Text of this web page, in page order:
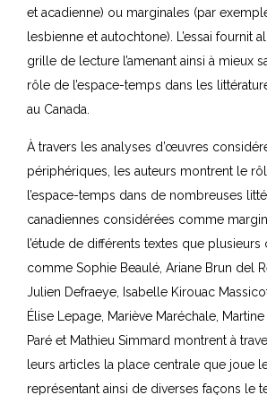
et acadienne) ou marginales (par
lesbienne et autochtone). L’essai fournit
grille de lecture l’amenant ainsi à mieux
rôle de l’espace-temps dans les
au Canada.
À travers les analyses d’œuvres
périphériques, les auteurs montrent le
l’espace-temps dans de nombreuses
canadiennes considérées comme
l’étude de différents textes que plusieurs
comme Sophie Beaulé, Ariane Brun del
Julien Defraeye, Isabelle Kirouac
Élise Lepage, Mariève Maréchale,
Paré et Mathieu Simmard montrent à
leurs articles la place centrale que joue
représentant ainsi de diverses façons le